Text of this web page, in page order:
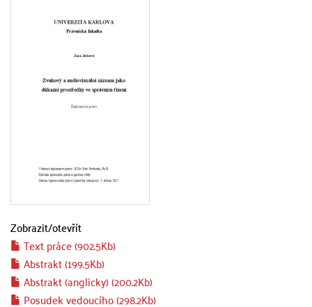
Zobrazit/otevřít
Text práce (902.5Kb)
Abstrakt (199.5Kb)
Abstrakt (anglicky) (200.2Kb)
Posudek vedoucího (298.2Kb)